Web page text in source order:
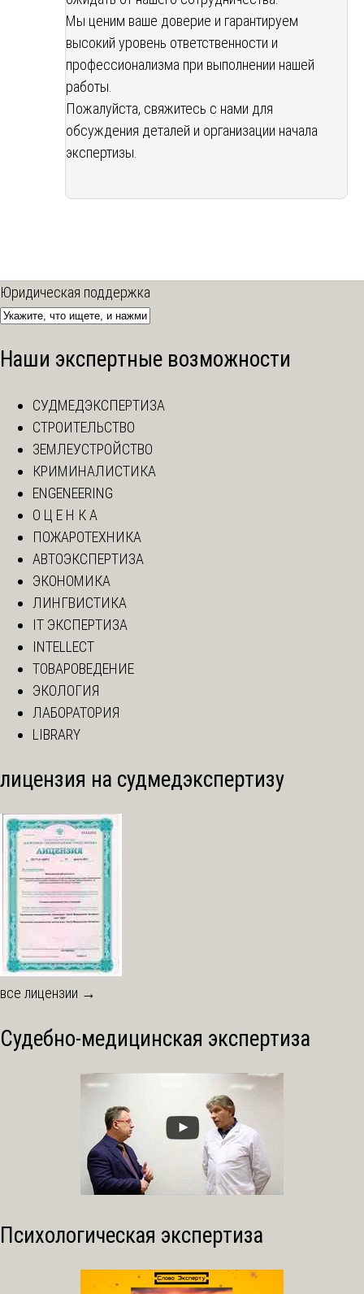
Мы ценим ваше доверие и гарантируем
высокий уровень ответственности и
профессионализма при выполнении нашей
работы.
Пожалуйста, свяжитесь с нами для
обсуждения деталей и организации начала
экспертизы.
Юридическая поддержка
Наши экспертные возможности
СУДМЕДЭКСПЕРТИЗА
СТРОИТЕЛЬСТВО
ЗЕМЛЕУСТРОЙСТВО
КРИМИНАЛИСТИКА
ENGENEERING
О Ц Е Н К А
ПОЖАРОТЕХНИКА
АВТОЭКСПЕРТИЗА
ЭКОНОМИКА
ЛИНГВИСТИКА
IT ЭКСПЕРТИЗА
INTELLECT
ТОВАРОВЕДЕНИЕ
ЭКОЛОГИЯ
ЛАБОРАТОРИЯ
LIBRARY
лицензия на судмедэкспертизу
все лицензии →
Судебно-медицинская экспертиза
Психологическая экспертиза